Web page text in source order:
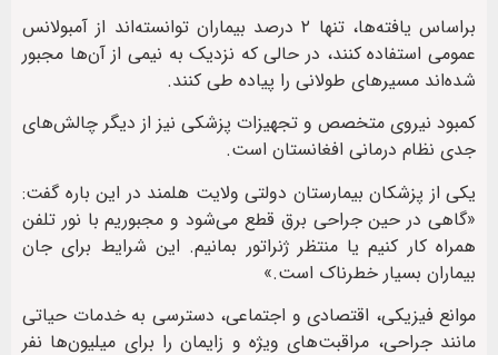
براساس یافته‌ها، تنها ۲ درصد بیماران توانسته‌اند از آمبولانس
عمومی استفاده کنند، در حالی که نزدیک به نیمی از آن‌ها مجبور
شده‌اند مسیرهای طولانی را پیاده طی کنند.
کمبود نیروی متخصص و تجهیزات پزشکی نیز از دیگر چالش‌های
جدی نظام درمانی افغانستان است.
یکی از پزشکان بیمارستان دولتی ولایت هلمند در این باره گفت:
«گاهی در حین جراحی برق قطع می‌شود و مجبوریم با نور تلفن
همراه کار کنیم یا منتظر ژنراتور بمانیم. این شرایط برای جان
بیماران بسیار خطرناک است.»
موانع فیزیکی، اقتصادی و اجتماعی، دسترسی به خدمات حیاتی
مانند جراحی، مراقبت‌های ویژه و زایمان را برای میلیون‌ها نفر